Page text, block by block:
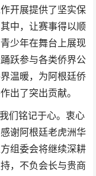
开展提供了坚实保
中，让赛事得以顺
少年在舞台上展现
跃参与各类侨界公
温暖，为阿根廷侨
出了突出贡献。
们铭记于心。衷心
谢阿根廷老虎洲华
组委会将继续深耕
，不负会长与贵商